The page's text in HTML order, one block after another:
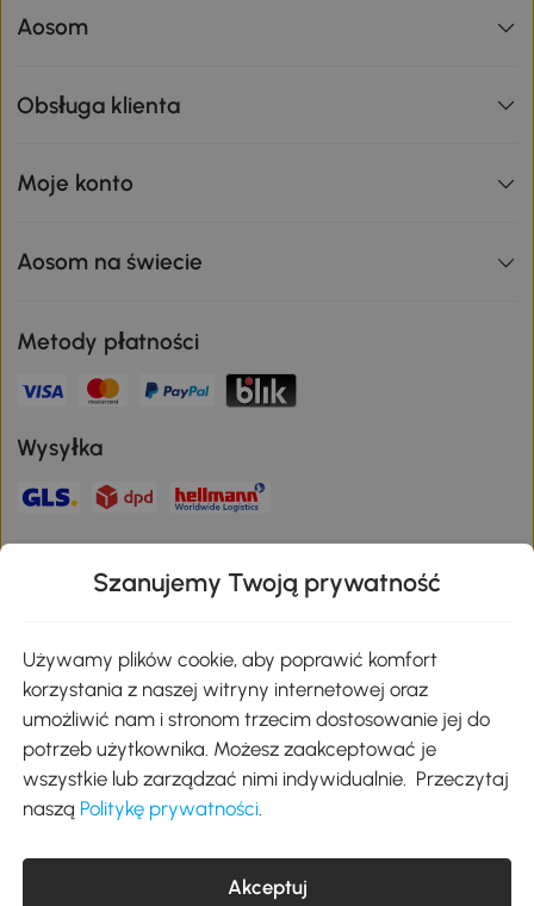
Aosom
Obsługa klienta
Moje konto
Aosom na świecie
Metody płatności
Wysyłka
Pobierz aplikację Aosom
Google Play
kontakt@aosom.pl
MH Handel GmbH, Wendenstraße 309, 20537 Hamburg Pon.-piąt.:
Szanujemy Twoją prywatność
Używamy plików cookie, aby poprawić komfort
korzystania z naszej witryny internetowej oraz
umożliwić nam i stronom trzecim dostosowanie jej do
potrzeb użytkownika. Możesz zaakceptować je
wszystkie lub zarządzać nimi indywidualnie. Przeczytaj
naszą Politykę prywatności.
Akceptuj